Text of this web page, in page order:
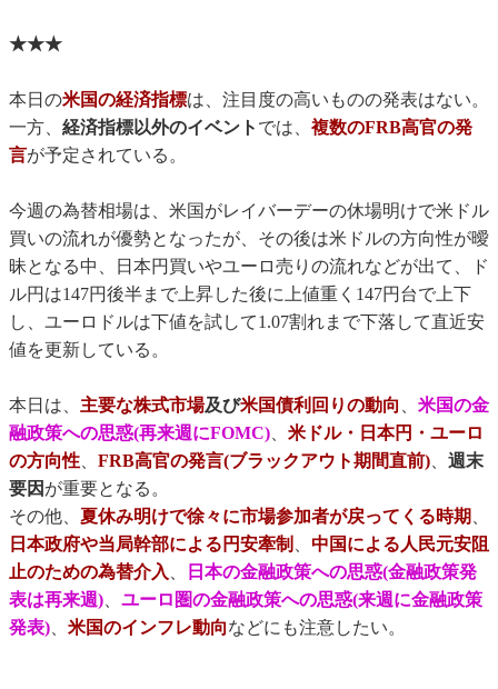
★★★
本日の米国の経済指標は、注目度の高いものの発表はない。
一方、 経済指標以外のイベント では、 複数のFRB高官の発
言が予定されている。
今週の為替相場は、米国がレイバーデーの休場明けで米ドル
買いの流れが優勢となったが、その後は米ドルの方向性が曖
昧となる中、日本円買いやユーロ売りの流れなどが出て、ド
ル円は147円後半まで上昇した後に上値重く147円台で上下
し、ユーロドルは下値を試して1.07割れまで下落して直近安
値を更新している。
本日は、 主要な株式市場及び米国債利回りの動向 、 米国の金
融政策への思惑(再来週にFOMC)、 米ドル・日本円・ユーロ
の方向性、 FRB高官の発言(ブラックアウト期間直前)、 週末
要因 が重要となる。
その他、 夏休み明けで徐々に市場参加者が戻ってくる時期 、
日本政府や当局幹部による円安牽制 、 中国による人民元安阻
止のための為替介入、
日本の金融政策への思惑(金融政策発
表は再来週)、 ユーロ圏の金融政策への思惑(来週に金融政策
発表)、 米国のインフレ動向などにも注意したい。